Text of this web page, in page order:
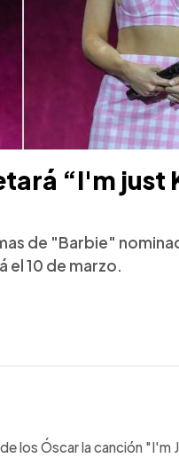
“I'm just
de "Barbie"
el 10 de marzo.
los Óscar la canción "I'm